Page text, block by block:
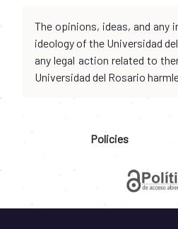
The opinions, ideas, and
ideology of the Universidad
any legal action related to
Universidad del Rosario
Policies